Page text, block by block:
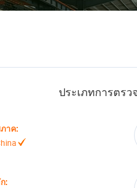
ประเภทการตรว
าค:
: